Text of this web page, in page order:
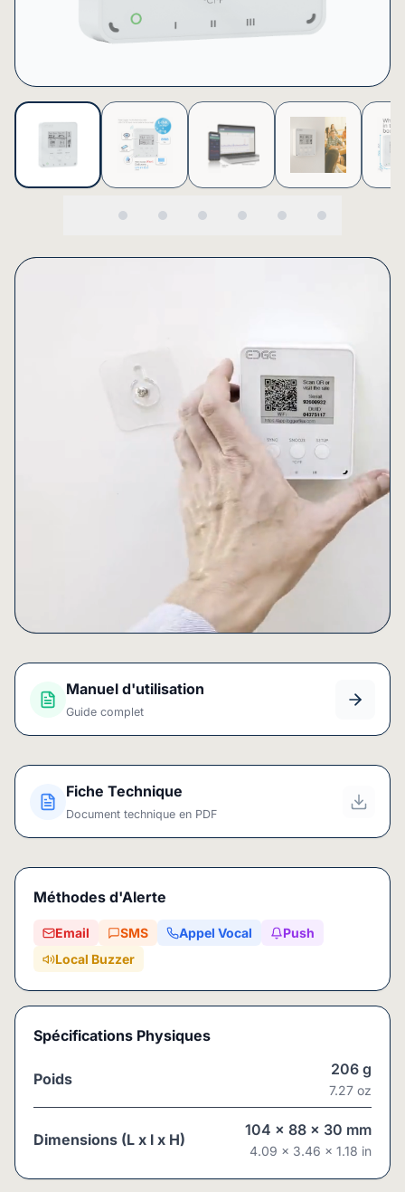
Manuel d'utilisation
Guide complet
Fiche Technique
Document technique en PDF
Méthodes d'Alerte
Email SMS Appel Vocal
Push
Local Buzzer
Spécifications Physiques
Poids
206 g
7.27 oz
Dimensions (L x l x H)
104 x 88 x 30 mm
4.09 x 3.46 x 1.18 in